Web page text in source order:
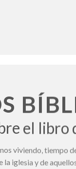
el libro
viviendo, tiempo
iglesia y de